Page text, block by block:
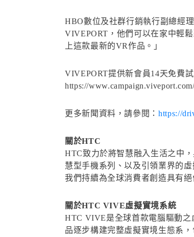
HBO數位及社群行銷執行副總經
VIVEPORT，他們可以在家中輕
上這款最新的VR作品。」
VIVEPORT提供新會員14天免費
https://
更多新聞資料，請參閱：https://
關於HTC
HTC致力於將智慧融入生活之中
慧型手機系列、以及引領業界的
我們持續為全球消費者創造具有
關於HTC VIVE虛擬實境系統
HTC VIVE是全球首款電腦驅動之
品逐步構建完整虛擬實境生態系